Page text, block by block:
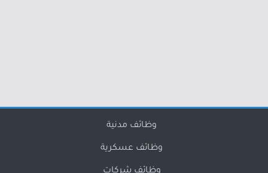
وظائف مدنية
وظائف عسكرية